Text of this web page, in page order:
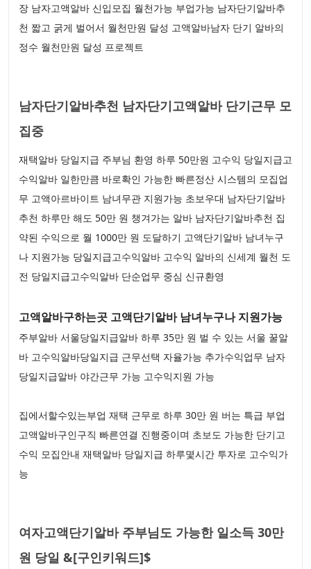
장 남자고액알바 신입모집 월천가능 부업가능 남자단기알바추
천 짧고 굵게 벌어서 월천만원 달성 고액알바남자 단기 알바의
정수 월천만원 달성 프로젝트
남자단기알바추천 남자단기고액알바 단기근무 모
집중
재택알바 당일지급 주부님 환영 하루 50만원 고수익 당일지급고
수익알바 일한만큼 바로확인 가능한 빠른정산 시스템의 모집업
무 고액아르바이트 남녀무관 지원가능 초보우대 남자단기알바
추천 하루만 해도 50만 원 챙겨가는 알바 남자단기알바추천 집
약된 수익으로 월 1000만 원 도달하기 고액단기알바 남녀누구
나 지원가능 당일지급고수익알바 고수익 알바의 신세계 월천 도
전 당일지급고수익알바 단순업무 중심 신규환영
고액알바구하는곳 고액단기알바 남녀누구나 지원가능
주부알바 서울당일지급알바 하루 35만 원 벌 수 있는 서울 꿀알
바 고수익알바당일지급 근무선택 자율가능 추가수익업무 남자
당일지급알바 야간근무 가능 고수익지원 가능
집에서할수있는부업 재택 근무로 하루 30만 원 버는 특급 부업
고액알바구인구직 빠른연결 진행중이며 초보도 가능한 단기고
수익 모집안내 재택알바 당일지급 하루몇시간 투자로 고수익가
능
여자고액단기알바 주부님도 가능한 일소득 30만
원 당일 &[구인키워드]$